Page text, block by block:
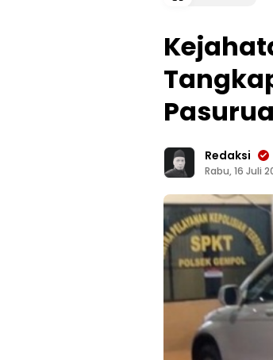
Redaksi
Rabu, 16 Juli